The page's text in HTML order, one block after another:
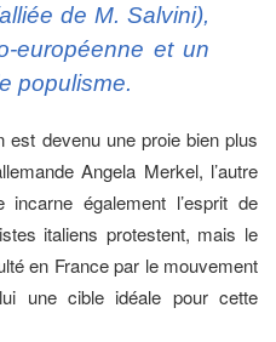
de M. Salvini),
européenne et un
populisme.
est devenu une proie bien plus
Angela Merkel, l’autre
également l’esprit de
italiens protestent, mais le
en France par le mouvement
une cible idéale pour cette